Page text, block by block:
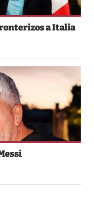
a Italia